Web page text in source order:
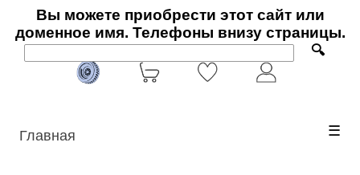
Вы можете приобрести этот сайт или
доменное имя. Телефоны внизу страницы.
🔍
Главная ☰